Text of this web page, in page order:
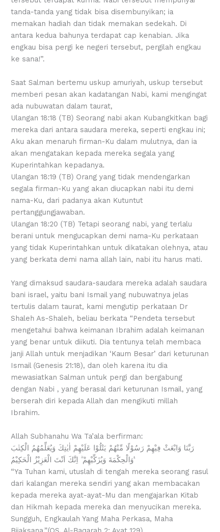
tanda-tanda yang tidak bisa disembunyikan; ia
memakan hadiah dan tidak memakan sedekah. Di
antara kedua bahunya terdapat cap kenabian. Jika
engkau bisa pergi ke negeri tersebut, pergilah engkau
ke sana!”.
Saat Salman bertemu uskup amuriyah, uskup tersebut
memberi pesan akan kadatangan Nabi, kami mengingat
ada nubuwatan dalam taurat,
Ulangan 18:18 (TB) Seorang nabi akan Kubangkitkan bagi
mereka dari antara saudara mereka, seperti engkau ini;
Aku akan menaruh firman-Ku dalam mulutnya, dan ia
akan mengatakan kepada mereka segala yang
Kuperintahkan kepadanya.
Ulangan 18:19 (TB) Orang yang tidak mendengarkan
segala firman-Ku yang akan diucapkan nabi itu demi
nama-Ku, dari padanya akan Kutuntut
pertanggungjawaban.
Ulangan 18:20 (TB) Tetapi seorang nabi, yang terlalu
berani untuk mengucapkan demi nama-Ku perkataan
yang tidak Kuperintahkan untuk dikatakan olehnya, atau
yang berkata demi nama allah lain, nabi itu harus mati.
Yang dimaksud saudara-saudara mereka adalah saudara
bani israel, yaitu bani Ismail yang nubuwatnya jelas
tertulis dalam taurat, kami mengutip perkataan Dr
Shaleh As-Shaleh, beliau berkata “Pendeta tersebut
mengetahui bahwa keimanan Ibrahim adalah keimanan
yang benar untuk diikuti. Dia tentunya telah membaca
janji Allah untuk menjadikan ‘Kaum Besar’ dari keturunan
Ismail (Genesis 21:18), dan oleh karena itu dia
mewasiatkan Salman untuk pergi dan bergabung
dengan Nabi , yang berasal dari keturunan Ismail, yang
berserah diri kepada Allah dan mengikuti millah
Ibrahim.
Allah Subhanahu Wa Ta’ala berfirman:
رَبَّنَا وَابْعَثْ فِيْهِمْ رَسُوْلًا مِّنْهُمْ يَتْلُوْا عَلَيْهِمْ اٰيٰتِكَ وَيُعَلِّمُهُمُ الْكِتٰبَ
وَالْحِكْمَةَ وَيُزَكِّيْهِمْ ۗ اِنَّكَ اَنْتَ الْعَزِيْزُ الْحَكِيْمُ ࣖ
“Ya Tuhan kami, utuslah di tengah mereka seorang rasul
dari kalangan mereka sendiri yang akan membacakan
kepada mereka ayat-ayat-Mu dan mengajarkan Kitab
dan Hikmah kepada mereka dan menyucikan mereka.
Sungguh, Engkaulah Yang Maha Perkasa, Maha